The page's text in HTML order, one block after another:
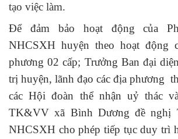
tạo việc làm.
Để đảm bảo hoạt động của
NHCSXH huyện theo hoạt động
phương 02 cấp; Trưởng Ban đại
trị huyện, lãnh đạo các địa phương
các Hội đoàn thể nhận uỷ thác
TK&VV xã Bình Dương đề nghị
NHCSXH cho phép tiếp tục duy trì